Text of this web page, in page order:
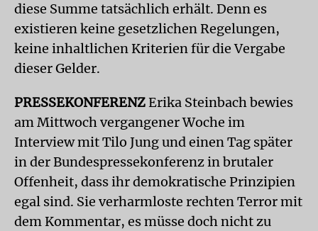
diese Summe tatsächlich erhält. Denn es
existieren keine gesetzlichen Regelungen,
keine inhaltlichen Kriterien für die Vergabe
dieser Gelder.
PRESSEKONFERENZErika Steinbach bewies
am Mittwoch vergangener Woche im
Interview mit Tilo Jung und einen Tag später
in der Bundespressekonferenz in brutaler
Offenheit, dass ihr demokratische Prinzipien
egal sind. Sie verharmloste rechten Terror mit
dem Kommentar, es müsse doch nicht zu